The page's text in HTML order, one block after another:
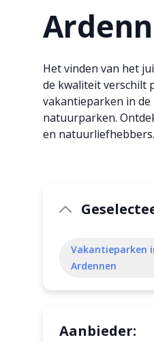
Het vinden van het
de kwaliteit verschilt
vakantieparken in
natuurparken.
en natuurliefhebbers.
Vakantieparken
Ardennen
Aanbieder: